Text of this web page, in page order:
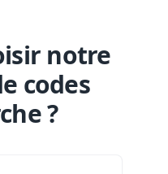
notre
codes
?